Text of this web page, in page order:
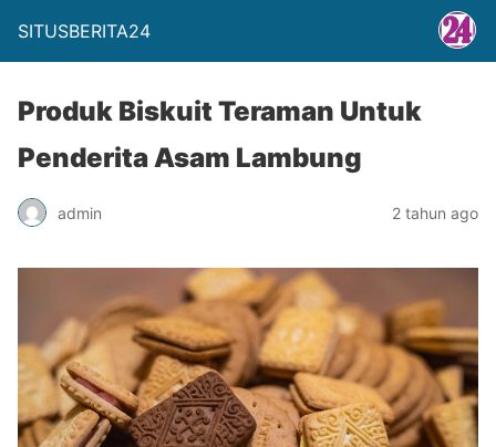
SITUSBERITA24
Produk Biskuit Teraman Untuk
Penderita Asam Lambung
admin 2 tahun ago